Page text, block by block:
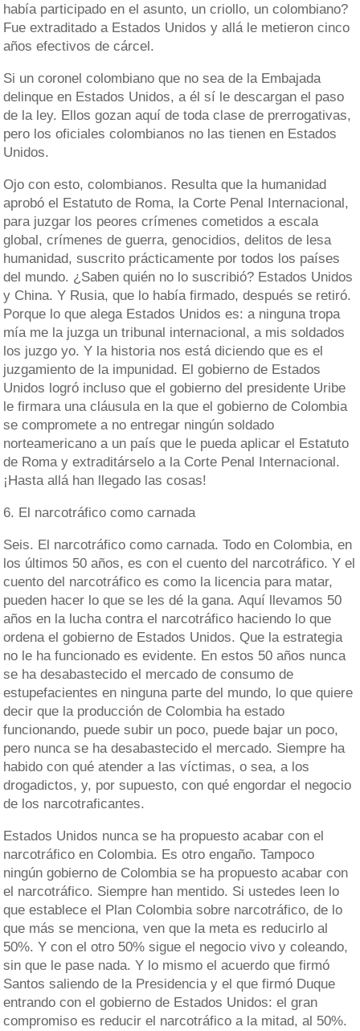
había participado en el asunto, un criollo, un colombiano?
Fue extraditado a Estados Unidos y allá le metieron cinco
años efectivos de cárcel.
Si un coronel colombiano que no sea de la Embajada
delinque en Estados Unidos, a él sí le descargan el paso
de la ley. Ellos gozan aquí de toda clase de prerrogativas,
pero los oficiales colombianos no las tienen en Estados
Unidos.
Ojo con esto, colombianos. Resulta que la humanidad
aprobó el Estatuto de Roma, la Corte Penal Internacional,
para juzgar los peores crímenes cometidos a escala
global, crímenes de guerra, genocidios, delitos de lesa
humanidad, suscrito prácticamente por todos los países
del mundo. ¿Saben quién no lo suscribió? Estados Unidos
y China. Y Rusia, que lo había firmado, después se retiró.
Porque lo que alega Estados Unidos es: a ninguna tropa
mía me la juzga un tribunal internacional, a mis soldados
los juzgo yo. Y la historia nos está diciendo que es el
juzgamiento de la impunidad. El gobierno de Estados
Unidos logró incluso que el gobierno del presidente Uribe
le firmara una cláusula en la que el gobierno de Colombia
se compromete a no entregar ningún soldado
norteamericano a un país que le pueda aplicar el Estatuto
de Roma y extraditárselo a la Corte Penal Internacional.
¡Hasta allá han llegado las cosas!
6. El narcotráfico como carnada
Seis. El narcotráfico como carnada. Todo en Colombia, en
los últimos 50 años, es con el cuento del narcotráfico. Y el
cuento del narcotráfico es como la licencia para matar,
pueden hacer lo que se les dé la gana. Aquí llevamos 50
años en la lucha contra el narcotráfico haciendo lo que
ordena el gobierno de Estados Unidos. Que la estrategia
no le ha funcionado es evidente. En estos 50 años nunca
se ha desabastecido el mercado de consumo de
estupefacientes en ninguna parte del mundo, lo que quiere
decir que la producción de Colombia ha estado
funcionando, puede subir un poco, puede bajar un poco,
pero nunca se ha desabastecido el mercado. Siempre ha
habido con qué atender a las víctimas, o sea, a los
drogadictos, y, por supuesto, con qué engordar el negocio
de los narcotraficantes.
Estados Unidos nunca se ha propuesto acabar con el
narcotráfico en Colombia. Es otro engaño. Tampoco
ningún gobierno de Colombia se ha propuesto acabar con
el narcotráfico. Siempre han mentido. Si ustedes leen lo
que establece el Plan Colombia sobre narcotráfico, de lo
que más se menciona, ven que la meta es reducirlo al
50%. Y con el otro 50% sigue el negocio vivo y coleando,
sin que le pase nada. Y lo mismo el acuerdo que firmó
Santos saliendo de la Presidencia y el que firmó Duque
entrando con el gobierno de Estados Unidos: el gran
compromiso es reducir el narcotráfico a la mitad, al 50%.